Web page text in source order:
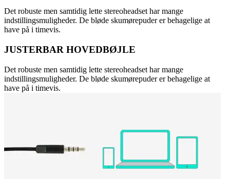
Det robuste men samtidig lette stereoheadset har mange
indstillingsmuligheder. De bløde skumørepuder er behagelige at
have på i timevis.
JUSTERBAR HOVEDBØJLE
Det robuste men samtidig lette stereoheadset har mange
indstillingsmuligheder. De bløde skumørepuder er behagelige at
have på i timevis.